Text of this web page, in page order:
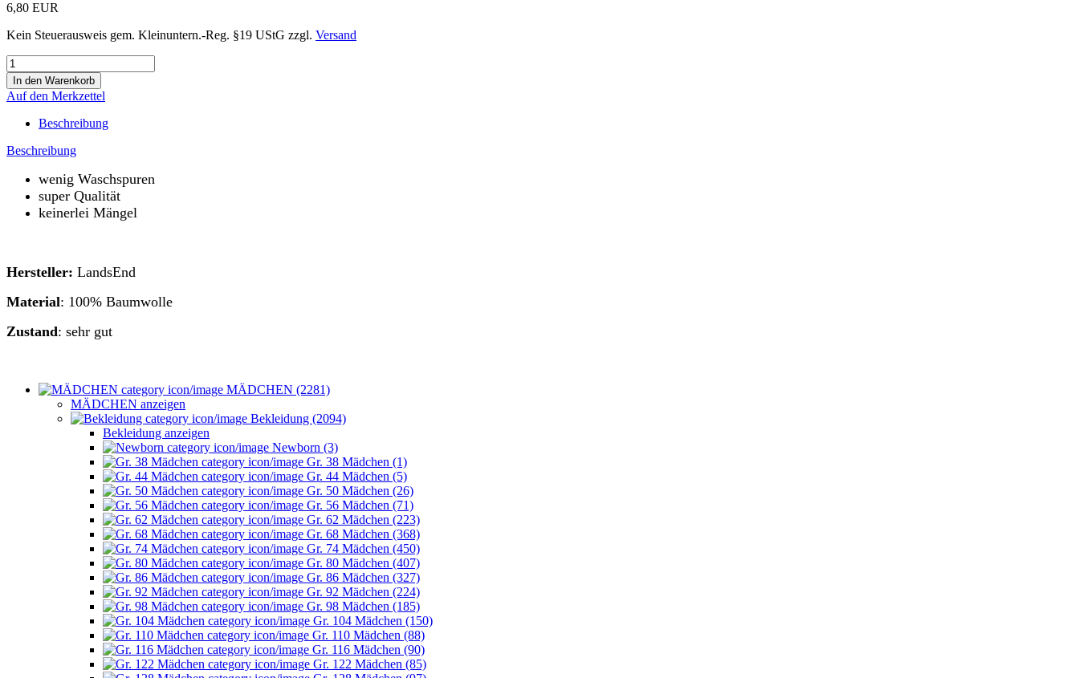
6,80 EUR
Kein Steuerausweis gem. Kleinuntern.-Reg. §19 UStG zzgl. Versand
Auf den Merkzettel
Beschreibung
Beschreibung
wenig Waschspuren
super Qualität
keinerlei Mängel
Hersteller: LandsEnd
Material: 100% Baumwolle
Zustand: sehr gut
MÄDCHEN (2281)
MÄDCHEN anzeigen
Bekleidung (2094)
Bekleidung anzeigen
Newborn (3)
Gr. 38 Mädchen (1)
Gr. 44 Mädchen (5)
Gr. 50 Mädchen (26)
Gr. 56 Mädchen (71)
Gr. 62 Mädchen (223)
Gr. 68 Mädchen (368)
Gr. 74 Mädchen (450)
Gr. 80 Mädchen (407)
Gr. 86 Mädchen (327)
Gr. 92 Mädchen (224)
Gr. 98 Mädchen (185)
Gr. 104 Mädchen (150)
Gr. 110 Mädchen (88)
Gr. 116 Mädchen (90)
Gr. 122 Mädchen (85)